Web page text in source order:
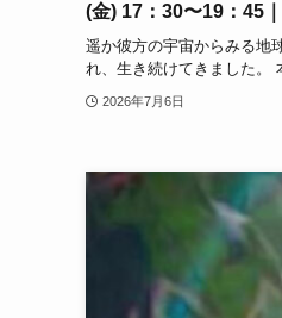
(金) 17：30〜19：45
遥か彼方の宇宙からみる地
れ、生き続けてきました。
2026年7月6日